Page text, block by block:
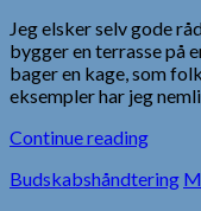
Jeg elsker selv gode
bygger en terrasse på
bager en kage, som
eksempler har jeg
Continue reading
Budskabshåndtering